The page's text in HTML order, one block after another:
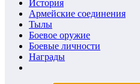
История
Армейские соединения
Тылы
Боевое оружие
Боевые личности
Награды